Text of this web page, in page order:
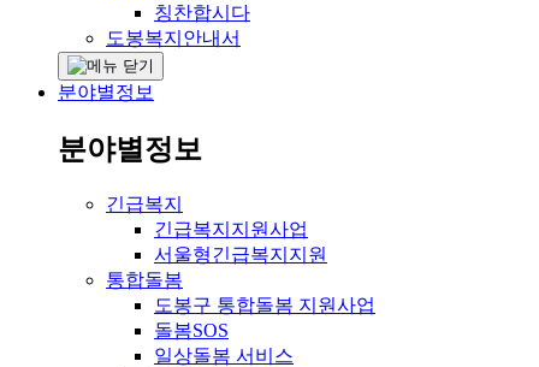
칭찬합시다
도봉복지안내서
분야별정보
분야별정보
긴급복지
긴급복지지원사업
서울형긴급복지지원
통합돌봄
도봉구 통합돌봄 지원사업
돌봄SOS
일상돌봄 서비스